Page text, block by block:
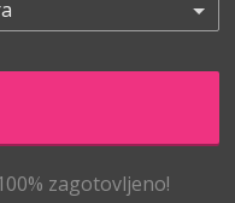
zagotovljeno!